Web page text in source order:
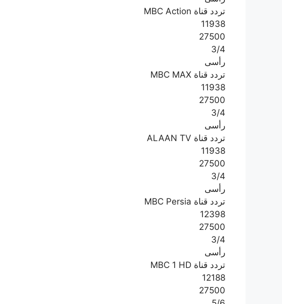
تردد قناة MBC Action
11938
27500
3/4
رأسى
تردد قناة MBC MAX
11938
27500
3/4
رأسى
تردد قناة ALAAN TV
11938
27500
3/4
رأسى
تردد قناة MBC Persia
12398
27500
3/4
رأسى
تردد قناة MBC 1 HD
12188
27500